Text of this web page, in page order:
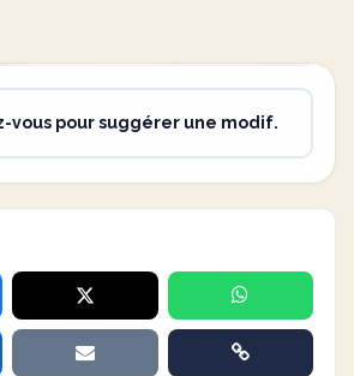
vous pour suggérer une modif.